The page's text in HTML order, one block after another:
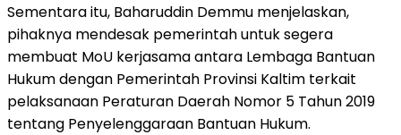
Sementara itu, Baharuddin Demmu menjelaskan,
pihaknya mendesak pemerintah untuk segera
membuat MoU kerjasama antara Lembaga Bantuan
Hukum dengan Pemerintah Provinsi Kaltim terkait
pelaksanaan Peraturan Daerah Nomor 5 Tahun 2019
tentang Penyelenggaraan Bantuan Hukum.